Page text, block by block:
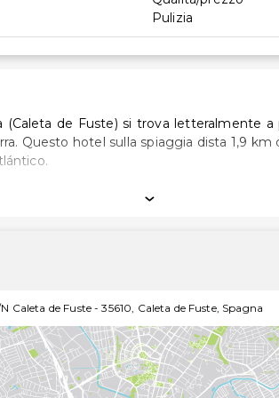
Pulizia
(Caleta de Fuste) si trova letteralmente
Fuste
in una delle 223 camere della
grazie ad un'ampia gamma di servizi,
hotel dispone, inoltre, di il Wi-Fi
raggiungere le vicine attrazioni con
il ristorante di Eurostars Las Salinas,
Caleta de Fuste-35610, Caleta de Fuste, Spagna